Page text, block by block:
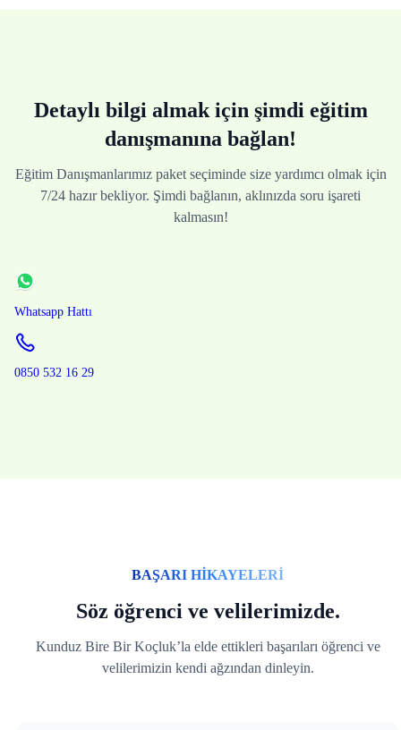
Detaylı bilgi almak için şimdi eğitim
danışmanına bağlan!
Eğitim Danışmanlarımız paket seçiminde size yardımcı olmak için
7/24 hazır bekliyor. Şimdi bağlanın, aklınızda soru işareti
kalmasın!
Whatsapp Hattı
0850 532 16 29
BAŞARI HİKAYELERİ
Söz öğrenci ve velilerimizde.
Kunduz Bire Bir Koçluk’la elde ettikleri başarıları öğrenci ve
velilerimizin kendi ağzından dinleyin.